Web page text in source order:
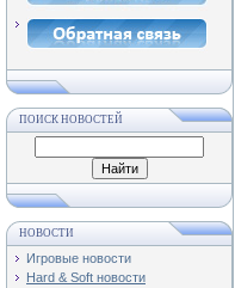
ПОИСК НОВОСТЕЙ
НОВОСТИ
Игровые новости
Hard & Soft новости